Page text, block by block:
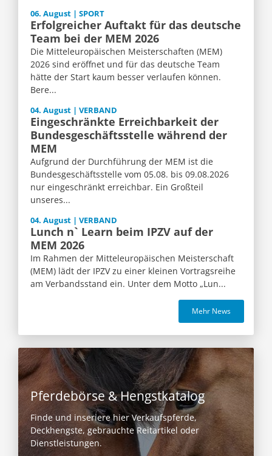
06. August | SPORT
Erfolgreicher Auftakt für das deutsche
Team bei der MEM 2026
Die Mitteleuropäischen Meisterschaften (MEM)
2026 sind eröffnet und für das deutsche Team
hätte der Start kaum besser verlaufen können.
Bere...
04. August | VERBAND
Eingeschränkte Erreichbarkeit der
Bundesgeschäftsstelle während der
MEM
Aufgrund der Durchführung der MEM ist die
Bundesgeschäftsstelle vom 05.08. bis 09.08.2026
nur eingeschränkt erreichbar. Ein Großteil
unseres...
04. August | VERBAND
Lunch n` Learn beim IPZV auf der
MEM 2026
Im Rahmen der Mitteleuropäischen Meisterschaft
(MEM) lädt der IPZV zu einer kleinen Vortragsreihe
am Verbandsstand ein. Unter dem Motto „Lun...
Mehr News
Pferdebörse & Hengstkatalog
Finde und inseriere hier Verkaufspferde,
Deckhengste, gebrauchte Reitartikel oder
Dienstleistungen.